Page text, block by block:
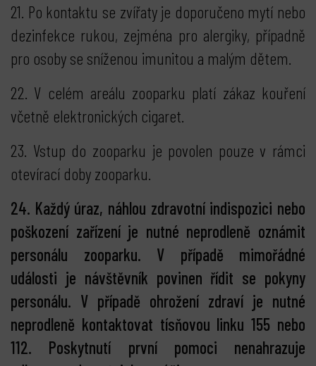
21. Po kontaktu se zvířaty je doporučeno mytí nebo
dezinfekce rukou, zejména pro alergiky, případně
pro osoby se sníženou imunitou a malým dětem.
22. V celém areálu zooparku platí zákaz kouření
včetně elektronických cigaret.
23. Vstup do zooparku je povolen pouze v rámci
otevírací doby zooparku.
24. Každý úraz, náhlou zdravotní indispozici nebo
poškození zařízení je nutné neprodleně oznámit
personálu zooparku. V případě mimořádné
události je návštěvník povinen řídit se pokyny
personálu. V případě ohrožení zdraví je nutné
neprodleně kontaktovat tísňovou linku 155 nebo
112. Poskytnutí první pomoci nenahrazuje